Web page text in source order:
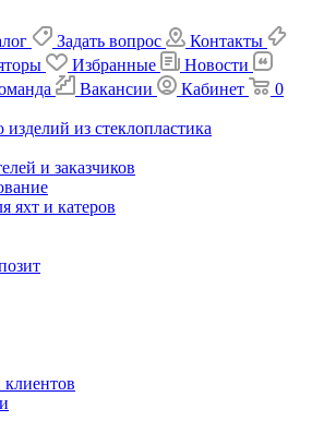
Задать вопрос
Контакты
Избранные
Новости
Вакансии Кабинет
0
из стеклопластика
и заказчиков
яхт и катеров